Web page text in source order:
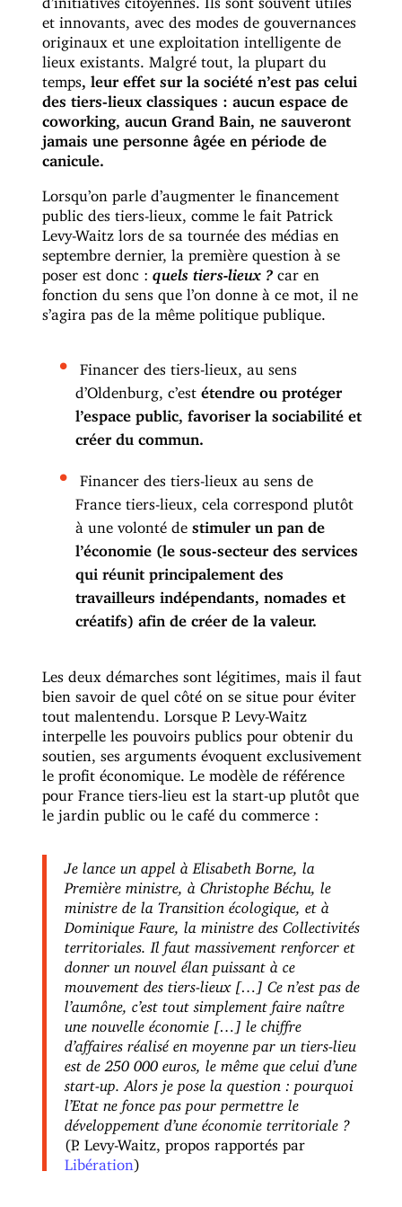
et innovants, avec des modes de gouvernances
originaux et une exploitation intelligente de
lieux existants. Malgré tout, la plupart du
temps
, leur effet sur la société n’est pas celui
des tiers-lieux classiques : a ucun espace de
coworking, aucun Grand Bain, ne sauveront
jamais une personne âgée en période de
canicule.
Lorsqu’on parle d’augmenter le financement
public des tiers-lieux, comme le fait Patrick
Levy-Waitz lors de sa tournée des médias en
septembre dernier, la première question à se
poser est donc :
quels tiers-lieux ?car en
fonction du sens que l’on donne à ce mot, il ne
s’agira pas de la même politique publique.
Financer des tiers-lieux, au sens
d’Oldenburg, c’est
étendre ou protéger
l’espace public, favoriser la sociabilité et
créer du commun.
Financer des tiers-lieux au sens de
France tiers-lieux, cela correspond plutôt
à une volonté de
stimuler un pan de
l’économie (le sous-secteur des services
qui réunit principalement des
travailleurs indépendants, nomades et
créatifs) afin de créer de la valeur.
Les deux démarches sont légitimes, mais il faut
bien savoir de quel côté on se situe pour éviter
tout malentendu. Lorsque P. Levy-Waitz
interpelle les pouvoirs publics pour obtenir du
soutien, ses arguments évoquent exclusivement
le profit économique. Le modèle de référence
pour France tiers-lieu est la start-up plutôt que
le jardin public ou le café du commerce :
Je lance un appel à Elisabeth Borne, la
Première ministre, à Christophe Béchu, le
ministre de la Transition écologique, et à
Dominique Faure, la ministre des Collectivités
territoriales. Il faut massivement renforcer et
donner un nouvel élan puissant à ce
mouvement des tiers-lieux […] Ce n’est pas de
l’aumône, c’est tout simplement faire naître
une nouvelle économie […] le chiffre
d’affaires réalisé en moyenne par un tiers-lieu
est de 250 000 euros, le même que celui d’une
start-up. Alors je pose la question : pourquoi
l’Etat ne fonce pas pour permettre le
développement d’une économie territoriale ?
(P. Levy-Waitz, propos rapportés par
Libération )